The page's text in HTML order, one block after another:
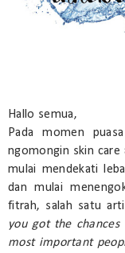
Hallo semua,
Pada momen
ngomongin skin care
mulai mendekati
dan mulai
fitrah, salah satu
you got the
most important